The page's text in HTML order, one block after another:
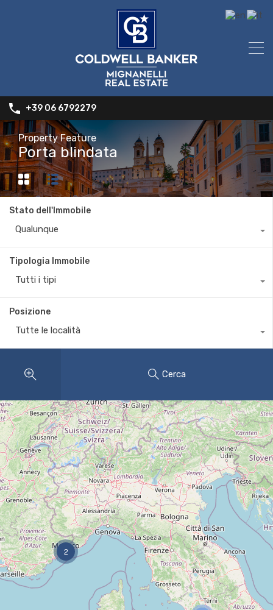
+39 06 6792279
Property Feature
Porta blindata
Stato dell'Immobile
Qualunque
Tipologia Immobile
Tutti i tipi
Posizione
Tutte le località
Cerca
2